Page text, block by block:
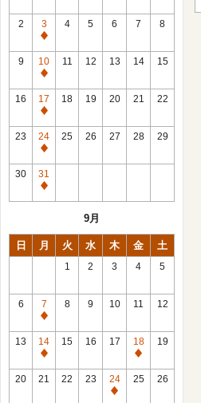
2
3
休
館
日
4 5 6 7 8
9
10
休
館
日
11 12 13 14 15
16
17
休
館
日
18 19 20 21 22
23
24
休
館
日
25 26 27 28 29
30
31
休
9月
日 月 火 水 木 金 土
1 2 3 4 5
6
7
休
館
日
8 9 10 11 12
13
14
休
館
15 16 17
18
休
館
19
20 21 22 23
24
休
25 26